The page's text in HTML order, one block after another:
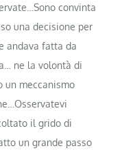
convinta
una decisione per
andava fatta da
ne la volontà di
un meccanismo
il grido di
un grande passo